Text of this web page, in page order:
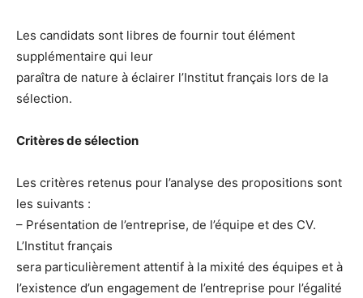
Les candidats sont libres de fournir tout élément
supplémentaire qui leur
paraîtra de nature à éclairer l’Institut français lors de la
sélection.
Critères de sélection
Les critères retenus pour l’analyse des propositions sont
les suivants :
– Présentation de l’entreprise, de l’équipe et des CV.
L’Institut français
sera particulièrement attentif à la mixité des équipes et à
l’existence d’un engagement de l’entreprise pour l’égalité